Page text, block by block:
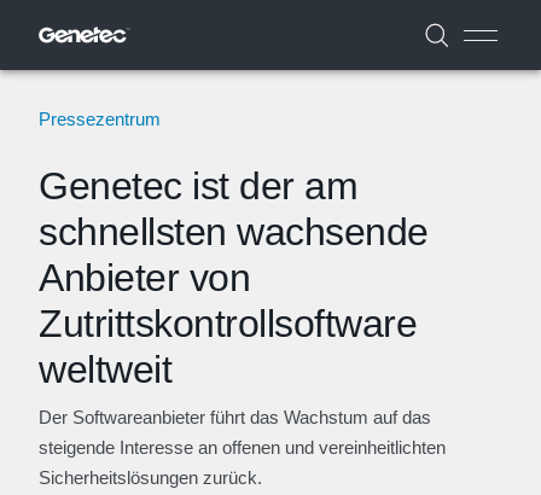
Pressezentrum
Genetec ist der am
schnellsten wachsende
Anbieter von
Zutrittskontrollsoftware
weltweit
Der Softwareanbieter führt das Wachstum auf das
steigende Interesse an offenen und vereinheitlichten
Sicherheitslösungen zurück.